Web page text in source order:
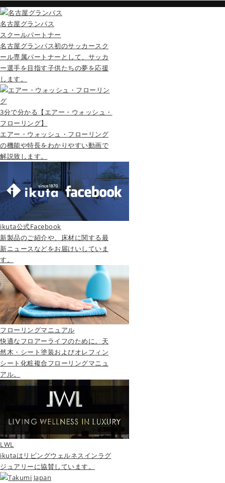
名古屋グランパス
スクールパートナー
名古屋グランパス初のサッカースク
ール専属パートナーとして、サッカ
ー選手を目指す子供たちの夢を応援
します。
3分で分かる【エアー・ウォッシュ・
フローリング】
エアー・ウォッシュ・フローリング
の機能や特長をわかりやすい動画で
解説致します。
ikuta公式Facebook
新製品のご紹介や、床材に関する最
新ニュースなどをお届けいしていま
す。
フローリングマニュアル
快適なフロアーライフのために。天
然木・シート塗装およびオレフィン
シート化粧複合フローリングマニュ
アル。
LWL
ikutaはリビングウェルネスインラグ
ジュアリーに協賛しています。